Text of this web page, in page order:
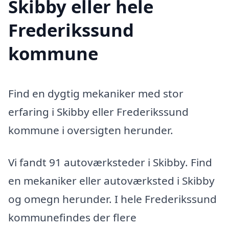
Skibby eller hele
Frederikssund
kommune
Find en dygtig mekaniker med stor
erfaring i Skibby eller Frederikssund
kommune i oversigten herunder.
Vi fandt 91 autoværksteder i Skibby. Find
en mekaniker eller autoværksted i Skibby
og omegn herunder. I hele Frederikssund
kommunefindes der flere